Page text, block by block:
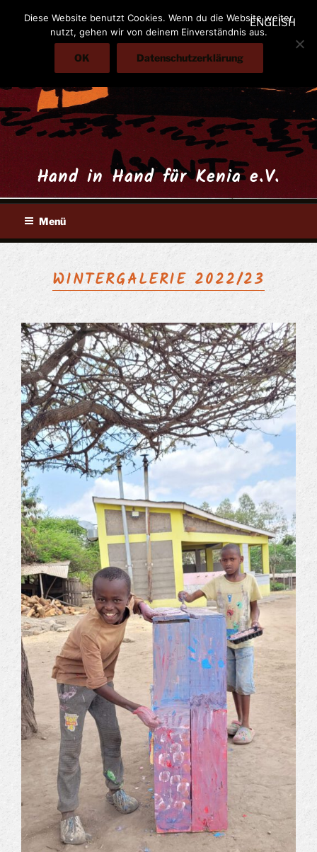
Inhalt
Hand in Hand für Kenia e.V.
ENGLISH
Menü
WINTERGALERIE 2022/23
Diese Website benutzt Cookies. Wenn du die Website weiter
nutzt, gehen wir von deinem Einverständnis aus.
OK Datenschutzerklärung